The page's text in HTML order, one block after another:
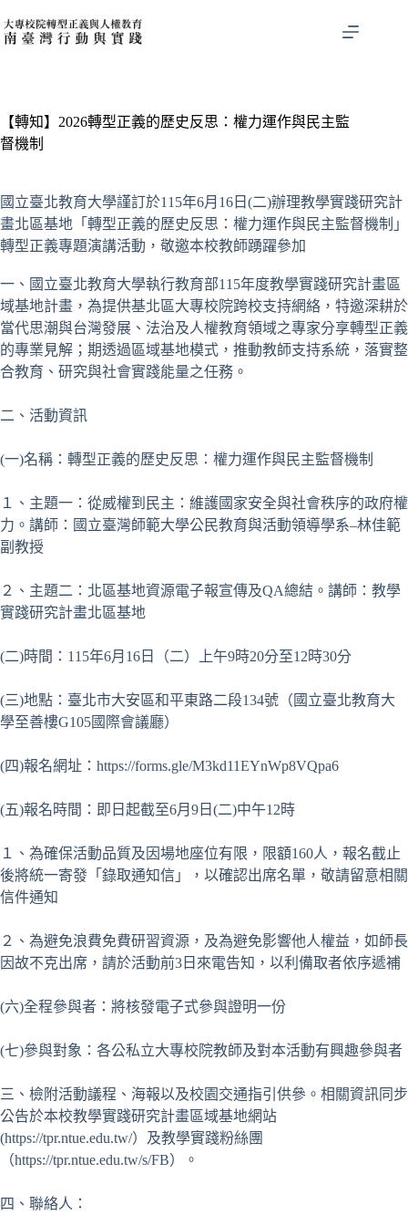
至
容【轉知】2026轉型正義的歷史反思：權力運作與民主監
督機制
國立臺北教育大學謹訂於115年6月16日(二)辦理教學實踐研究計
畫北區基地「轉型正義的歷史反思：權力運作與民主監督機制」
轉型正義專題演講活動，敬邀本校教師踴躍參加
一、國立臺北教育大學執行教育部115年度教學實踐研究計畫區
域基地計畫，為提供基北區大專校院跨校支持網絡，特邀深耕於
當代思潮與台灣發展、法治及人權教育領域之專家分享轉型正義
的專業見解；期透過區域基地模式，推動教師支持系統，落實整
合教育、研究與社會實踐能量之任務。
二、活動資訊
(一)名稱：轉型正義的歷史反思：權力運作與民主監督機制
１、主題一：從威權到民主：維護國家安全與社會秩序的政府權
力。講師：國立臺灣師範大學公民教育與活動領導學系–林佳範
副教授
２、主題二：北區基地資源電子報宣傳及QA總結。講師：教學
實踐研究計畫北區基地
(二)時間：115年6月16日（二）上午9時20分至12時30分
(三)地點：臺北市大安區和平東路二段134號（國立臺北教育大
學至善樓G105國際會議廳）
(四)報名網址：https://forms.gle/M3kd11EYnWp8VQpa6
(五)報名時間：即日起截至6月9日(二)中午12時
１、為確保活動品質及因場地座位有限，限額160人，報名截止
後將統一寄發「錄取通知信」，以確認出席名單，敬請留意相關
信件通知
２、為避免浪費免費研習資源，及為避免影響他人權益，如師長
因故不克出席，請於活動前3日來電告知，以利備取者依序遞補
(六)全程參與者：將核發電子式參與證明一份
(七)參與對象：各公私立大專校院教師及對本活動有興趣參與者
三、檢附活動議程、海報以及校園交通指引供參。相關資訊同步
公告於本校教學實踐研究計畫區域基地網站
(https://tpr.ntue.edu.tw/）及教學實踐粉絲團
（https://tpr.ntue.edu.tw/s/FB）。
四、聯絡人：